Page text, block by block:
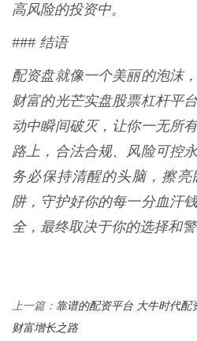
高风险的投资中。
### 结语
配资盘就像一个美丽的泡沫
财富的光芒实盘股票杠杆平
动中瞬间破灭，让你一无所
路上，合法合规、风险可控
务必保持清醒的头脑，擦
阱，守护好你的每一分血汗
全，最终取决于你的选择和警
上一篇： 靠谱的配资平台 大牛时代
财富增长之路